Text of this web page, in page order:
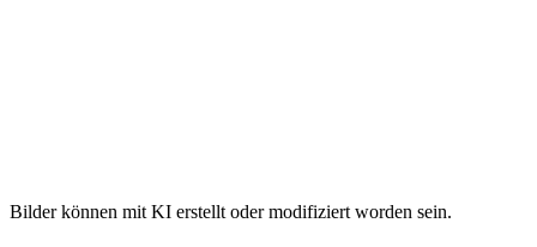
Bilder können mit KI erstellt oder modifiziert worden sein.